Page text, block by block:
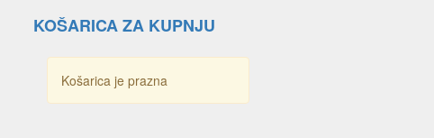
KOŠARICA ZA KUPNJU
Košarica je prazna